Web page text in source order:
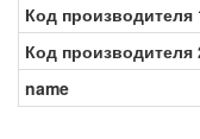
Код производителя
Код производителя
name